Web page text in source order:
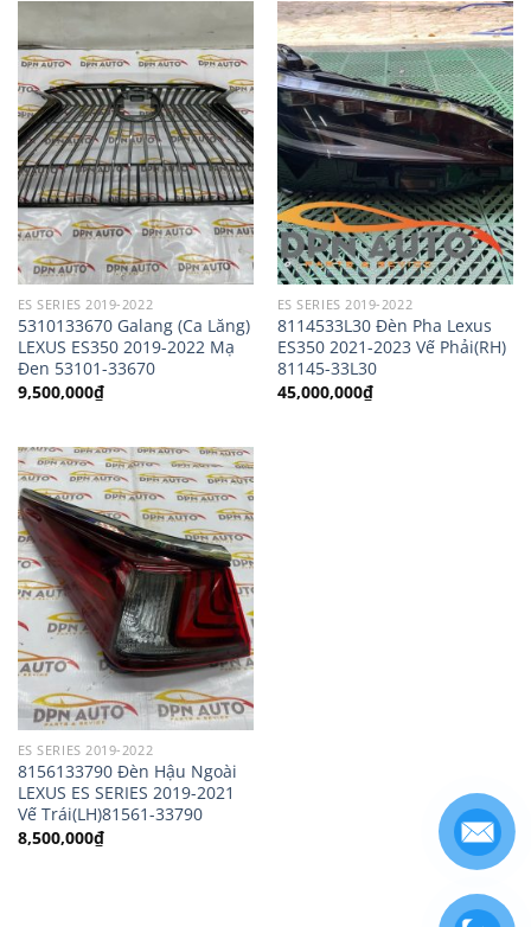
ES SERIES 2019-2022
5310133670 Galang (Ca Lăng)
LEXUS ES350 2019-2022 Mạ
Đen 53101-33670
9,500,000₫
ES SERIES 2019-2022
8114533L30 Đèn Pha Lexus
ES350 2021-2023 Vế Phải(RH)
81145-33L30
45,000,000₫
ES SERIES 2019-2022
8156133790 Đèn Hậu Ngoài
LEXUS ES SERIES 2019-2021
Vế Trái(LH)81561-33790
8,500,000₫